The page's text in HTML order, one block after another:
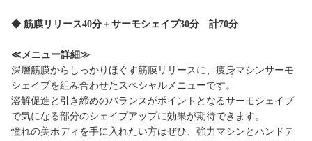
◆ 筋膜リリース40分＋サーモシェイプ30分 計70分
≪メニュー詳細≫
深層筋膜からしっかりほぐす筋膜リリースに、痩身マシンサーモ
シェイプを組み合わせたスペシャルメニューです。
溶解促進と引き締めのバランスがポイントとなるサーモシェイプ
で気になる部分のシェイプアップに効果が期待できます。
憧れの美ボディを手に入れたい方はぜひ、強力マシンとハンドテ